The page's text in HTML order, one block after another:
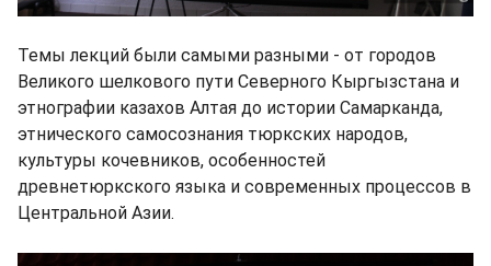
Темы лекций были самыми разными - от городов
Великого шелкового пути Северного Кыргызстана и
этнографии казахов Алтая до истории Самарканда,
этнического самосознания тюркских народов,
культуры кочевников, особенностей
древнетюркского языка и современных процессов в
Центральной Азии.